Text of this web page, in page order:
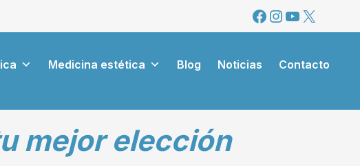
Facebook
Instagram
YouTube
X
Medicina estética Blog Noticias Contacto
mejor elección